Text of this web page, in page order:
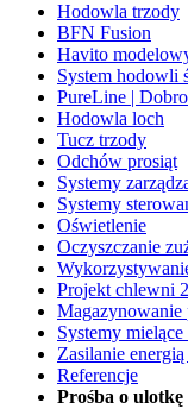
Hodowla trzody
BFN Fusion
Havito
System hodowli
PureLine |
Hodowla loch
Tucz trzody
Odchów prosiąt
Systemy
Systemy
Oświetlenie
Oczyszczanie
Projekt chlewni
Magazynowanie
Systemy
Zasilanie
Referencje
Prośba o ulotkę